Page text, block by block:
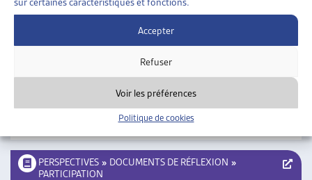
Accepter
Refuser
Voir les préférences
Politique de cookies
BASES ET ÉTAPES DE LA PARTICIPATION DES
PRÉVENTION ET DE LUTTE CONTRE LA PAUVRETÉ
pratique, juillet 2021
PERSPECTIVES » DOCUMENTS DE RÉFLEXION »
PARTICIPATION